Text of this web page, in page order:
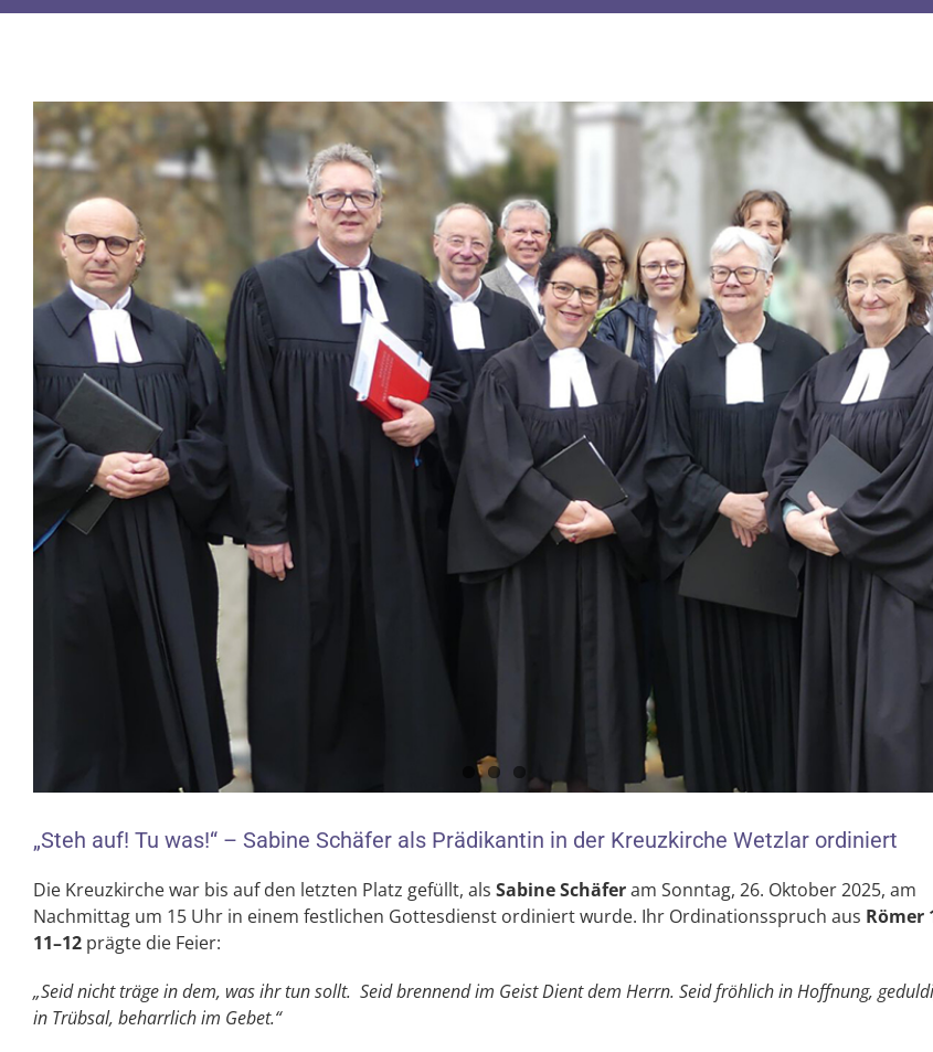
Zeige
grösseres
Bild
„Steh auf! Tu was!“ – Sabine Schäfer als Prädikantin in der Kreuzkirche Wetzlar ordiniert
Die Kreuzkirche war bis auf den letzten Platz gefüllt, als Sabine Schäferam Sonntag, 26. Oktober 2025, am
Nachmittag um 15 Uhr in einem festlichen Gottesdienst ordiniert wurde. Ihr Ordinationsspruch aus Römer
11–12 prägte die Feier:
„Seid nicht träge in dem, was ihr tun sollt. Seid brennend im Geist Dient dem Herrn. Seid fröhlich in Hoffnung,
in Trübsal, beharrlich im Gebet.“